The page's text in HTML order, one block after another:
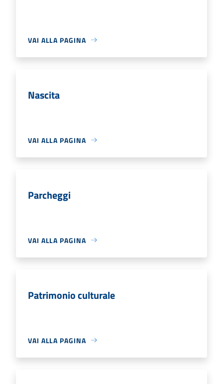
VAI ALLA PAGINA
Nascita
VAI ALLA PAGINA
Parcheggi
VAI ALLA PAGINA
Patrimonio culturale
VAI ALLA PAGINA